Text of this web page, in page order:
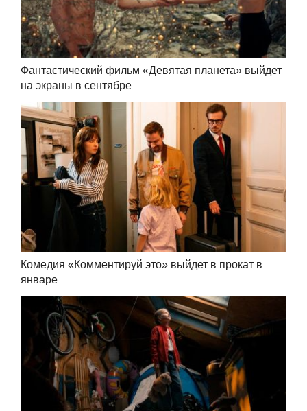
Фантастический фильм «Девятая планета» выйдет
на экраны в сентябре
Комедия «Комментируй это» выйдет в прокат в
январе